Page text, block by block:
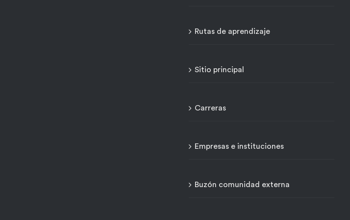
Rutas de aprendizaje
Sitio principal
Carreras
Empresas e instituciones
Buzón comunidad externa